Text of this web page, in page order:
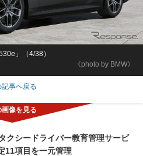
《photo by BMW》
」（4/38）
記事へ戻る
クシードライバー教育管理サービ
11項目を一元管理